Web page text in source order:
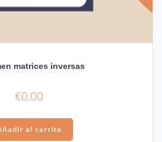
matrices inversas
€0,00
al carrito